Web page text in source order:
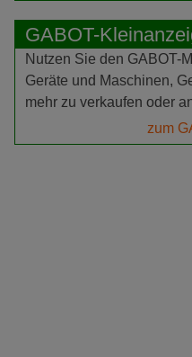
GABOT-
Nutzen Sie den GABOT-
Geräte und Maschinen,
mehr zu verkaufen oder
zum